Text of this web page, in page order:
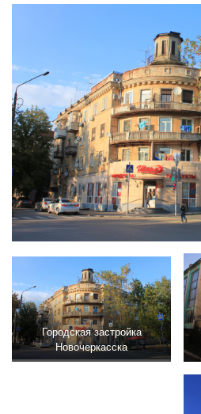
Городская застройка
Новочеркасска